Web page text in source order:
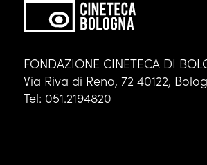
FONDAZIONE CINETECA DI
Via Riva di Reno, 72 40122,
Tel: 051.2194820